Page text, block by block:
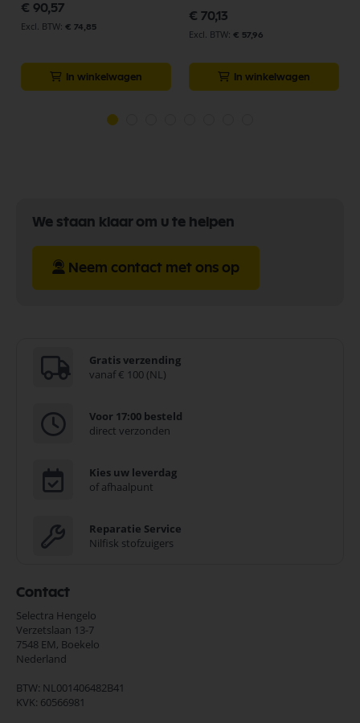
€ 90,57
€ 74,85
In winkelwagen
€ 70,13
€ 57,96
In winkelwagen
We staan klaar om u te helpen
Neem contact met ons op
Gratis verzending
vanaf € 100 (NL)
Voor 17:00 besteld
direct verzonden
Kies uw leverdag
of afhaalpunt
Reparatie Service
Nilfisk stofzuigers
Contact
Selectra Hengelo
Verzetslaan 13-7
7548 EM, Boekelo
Nederland
BTW: NL001406482B41
KVK: 60566981